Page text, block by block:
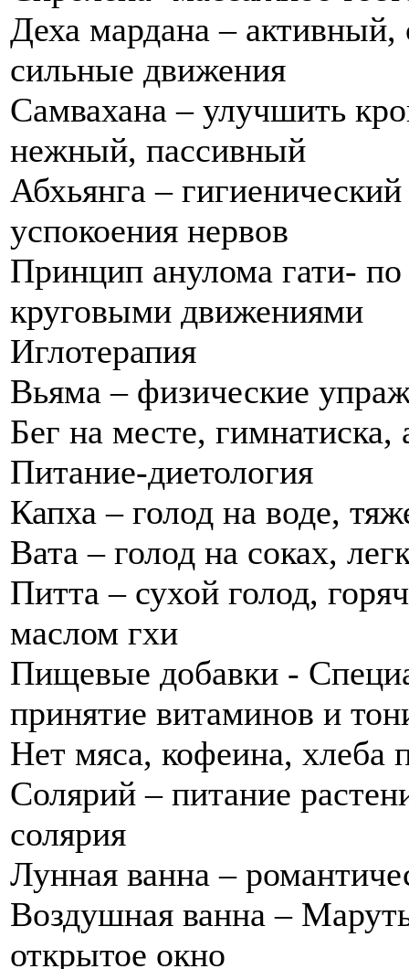
Деха мардана – активный,
сильные движения
Самвахана – улучшить
нежный, пассивный
Абхьянга –
успокоения нервов
Принцип анулома гати-
круговыми движениями
Иглотерапия
Вьяма – физические
Бег на месте,
Питание-диетология
Капха – голод на воде,
Вата – голод на соках,
Питта – сухой голод,
маслом гхи
Пищевые добавки -
принятие витаминов и
Нет мяса, кофеина, хлеба
Солярий – питание
солярия
Лунная ванна –
Воздушная ванна –
открытое окно